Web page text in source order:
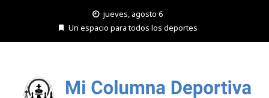
jueves, agosto 6
Un espacio para todos los deportes